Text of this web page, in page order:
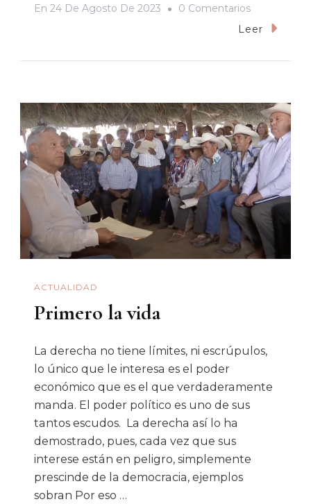
En 24 De Agosto De 2023 0 ComentariosEn
Xóchitl:
Del
Frente
Conservador
Leer
ACTUALIDAD
Primero la vida
La derecha no tiene límites, ni escrúpulos,
lo único que le interesa es el poder
económico que es el que verdaderamente
manda. El poder político es uno de sus
tantos escudos. La derecha así lo ha
demostrado, pues, cada vez que sus
interese están en peligro, simplemente
prescinde de la democracia, ejemplos
sobran Por eso …